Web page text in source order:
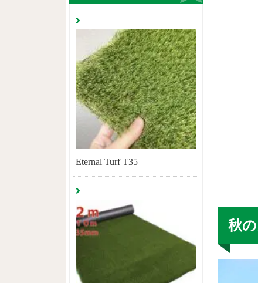
秋
Eternal Turf T35